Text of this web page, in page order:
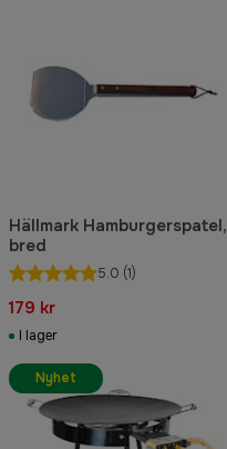
Hällmark Hamburgerspatel,
bred
5.0 (1)
179 kr
I lager
Nyhet